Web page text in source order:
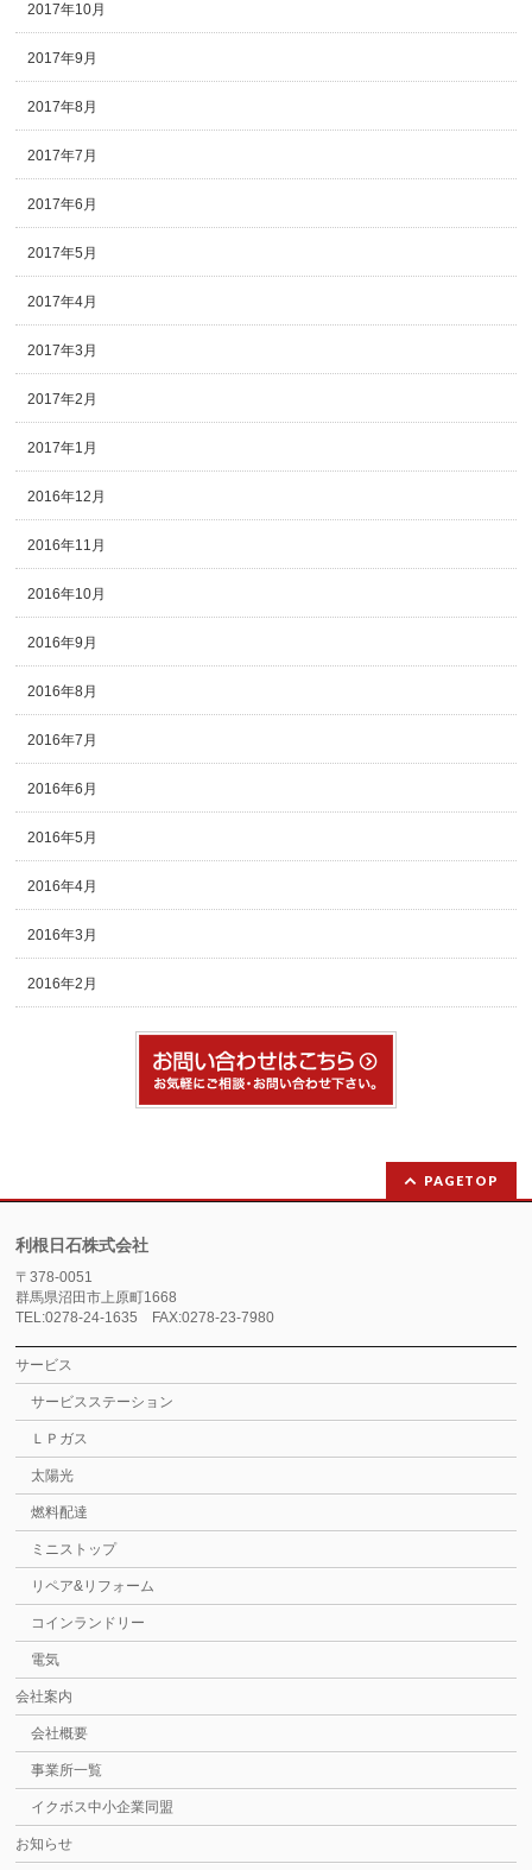
2017年10月
2017年9月
2017年8月
2017年7月
2017年6月
2017年5月
2017年4月
2017年3月
2017年2月
2017年1月
2016年12月
2016年11月
2016年10月
2016年9月
2016年8月
2016年7月
2016年6月
2016年5月
2016年4月
2016年3月
2016年2月
PAGETOP
利根日石株式会社
〒378-0051
群馬県沼田市上原町1668
TEL:0278-24-1635 FAX:0278-23-7980
サービス
サービスステーション
ＬＰガス
太陽光
燃料配達
ミニストップ
リペア&リフォーム
コインランドリー
電気
会社案内
会社概要
事業所一覧
イクボス中小企業同盟
お知らせ